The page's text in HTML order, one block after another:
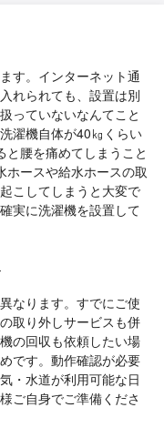
す。インターネット通
れられても、設置は別
っていないなんてこと
濯機自体が40㎏くらい
腰を痛めてしまうこと
ースや給水ホースの取
こしてしまうと大変で
実に洗濯機を設置して
なります。すでにご使
取り外しサービスも併
の回収も依頼したい場
です。動作確認が必要
・水道が利用可能な日
ご自身でご準備くださ